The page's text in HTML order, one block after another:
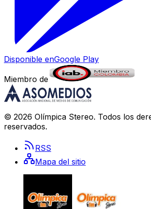
Disponible enGoogle Play
Miembro de
© 2026 Olímpica Stereo. Todos los
reservados.
RSS
Mapa del sitio